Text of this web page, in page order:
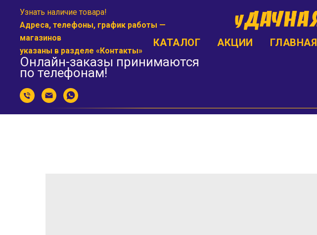
Узнать наличие товара!
Адреса, телефоны, график работы —
магазинов
указаны в разделе «Контакты»
Онлайн-заказы принимаются
по телефонам!
КАТАЛОГ АКЦИИ ГЛАВНАЯ